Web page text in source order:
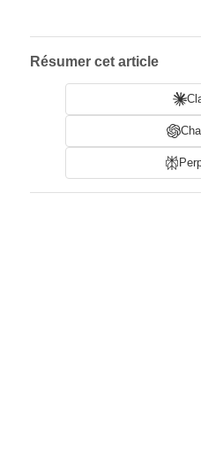
Résumer cet article